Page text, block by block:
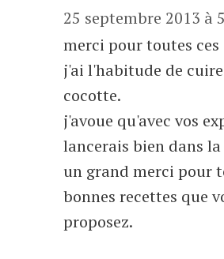
25 septembre 2013 à
merci pour toutes
j'ai l'habitude de
cocotte.
j'avoue qu'avec vos
lancerais bien dans
un grand merci pour
bonnes recettes que
proposez.